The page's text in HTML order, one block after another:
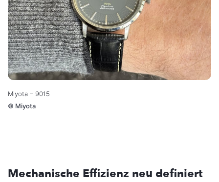
Miyota – 9015
© Miyota
Mechanische Effizienz neu definiert